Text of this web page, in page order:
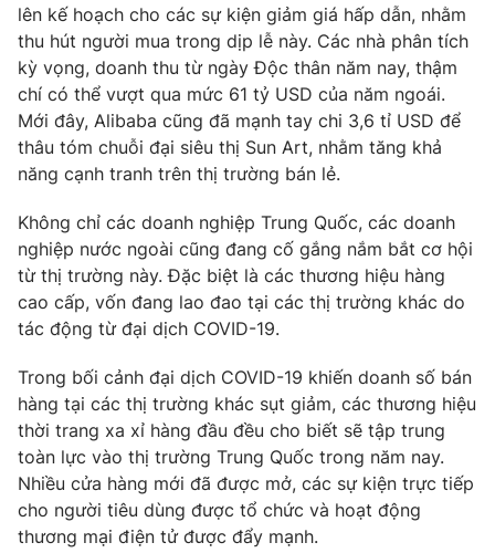
lên kế hoạch cho các sự kiện giảm giá hấp dẫn, nhằm
thu hút người mua trong dịp lễ này. Các nhà phân tích
kỳ vọng, doanh thu từ ngày Độc thân năm nay, thậm
chí có thể vượt qua mức 61 tỷ USD của năm ngoái.
Mới đây, Alibaba cũng đã mạnh tay chi 3,6 tỉ USD để
thâu tóm chuỗi đại siêu thị Sun Art, nhằm tăng khả
năng cạnh tranh trên thị trường bán lẻ.
Không chỉ các doanh nghiệp Trung Quốc, các doanh
nghiệp nước ngoài cũng đang cố gắng nắm bắt cơ hội
từ thị trường này. Đặc biệt là các thương hiệu hàng
cao cấp, vốn đang lao đao tại các thị trường khác do
tác động từ đại dịch COVID-19.
Trong bối cảnh đại dịch COVID-19 khiến doanh số bán
hàng tại các thị trường khác sụt giảm, các thương hiệu
thời trang xa xỉ hàng đầu đều cho biết sẽ tập trung
toàn lực vào thị trường Trung Quốc trong năm nay.
Nhiều cửa hàng mới đã được mở, các sự kiện trực tiếp
cho người tiêu dùng được tổ chức và hoạt động
thương mại điện tử được đẩy mạnh.